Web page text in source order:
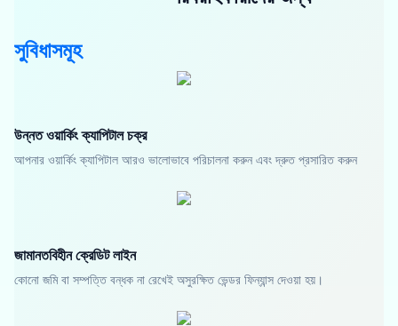
সুবিধাসমূহ
উন্নত ওয়ার্কিং ক্যাপিটাল চক্র
আপনার ওয়ার্কিং ক্যাপিটাল আরও ভালোভাবে পরিচালনা করুন এবং দ্রুত প্রসারিত করুন
জামানতবিহীন ক্রেডিট লাইন
কোনো জমি বা সম্পত্তি বন্ধক না রেখেই অসুরক্ষিত ভেন্ডর ফিন্যান্স দেওয়া হয়।